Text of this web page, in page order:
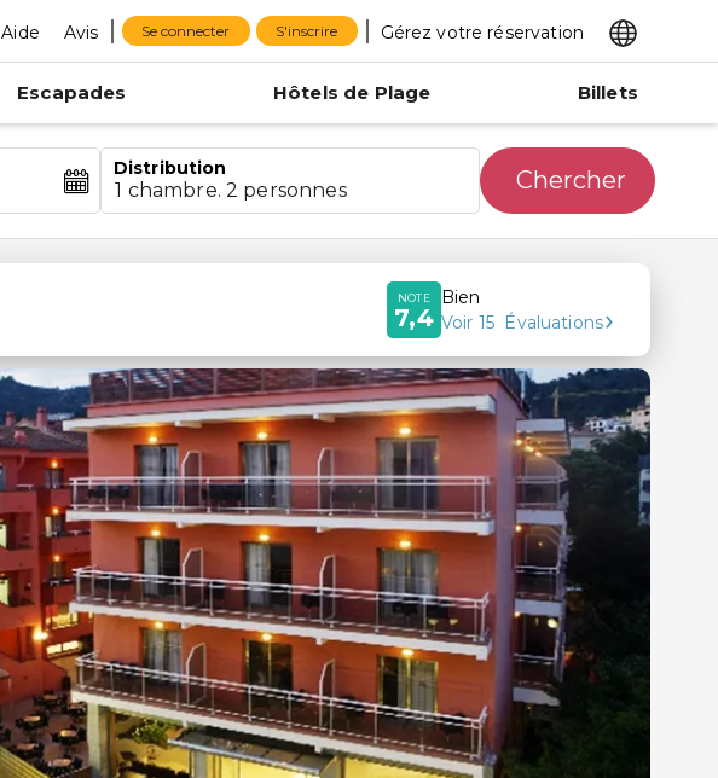
Aide Avis Se connecter S'inscrire Gérez votre réservation
Escapades Hôtels de Plage Billets
Distribution
1 chambre. 2 personnes Chercher
NOTE
7,4
Bien
Voir 15 Évaluations